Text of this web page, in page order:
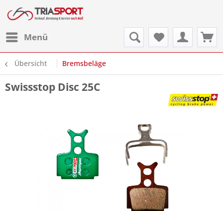
Menü
Übersicht Bremsbeläge
Swissstop Disc 25C